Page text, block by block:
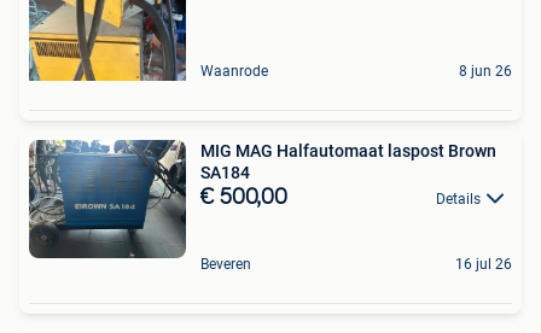
Waanrode 8 jun 26
MIG MAG Halfautomaat laspost Brown
SA184
€ 500,00 Details
Beveren 16 jul 26